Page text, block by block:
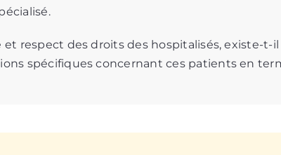
et respect des droits des hospitalisés, existe-t-
spécifiques concernant ces patients en